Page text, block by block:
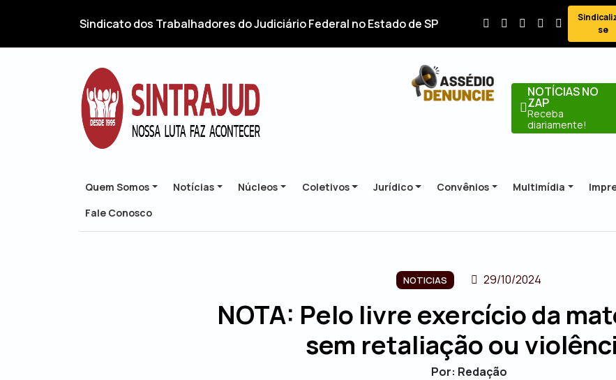
Sindicato dos Trabalhadores do Judiciário Federal no Estado de SP
se
NOTÍCIAS NO
ZAP
Receba
diariamente!
Quem Somos Notícias Núcleos Coletivos Jurídico Convênios Multimídia
Fale Conosco
NOTICIAS 29/10/2024
NOTA: Pelo livre exercício da
sem retaliação ou
Por: Redação